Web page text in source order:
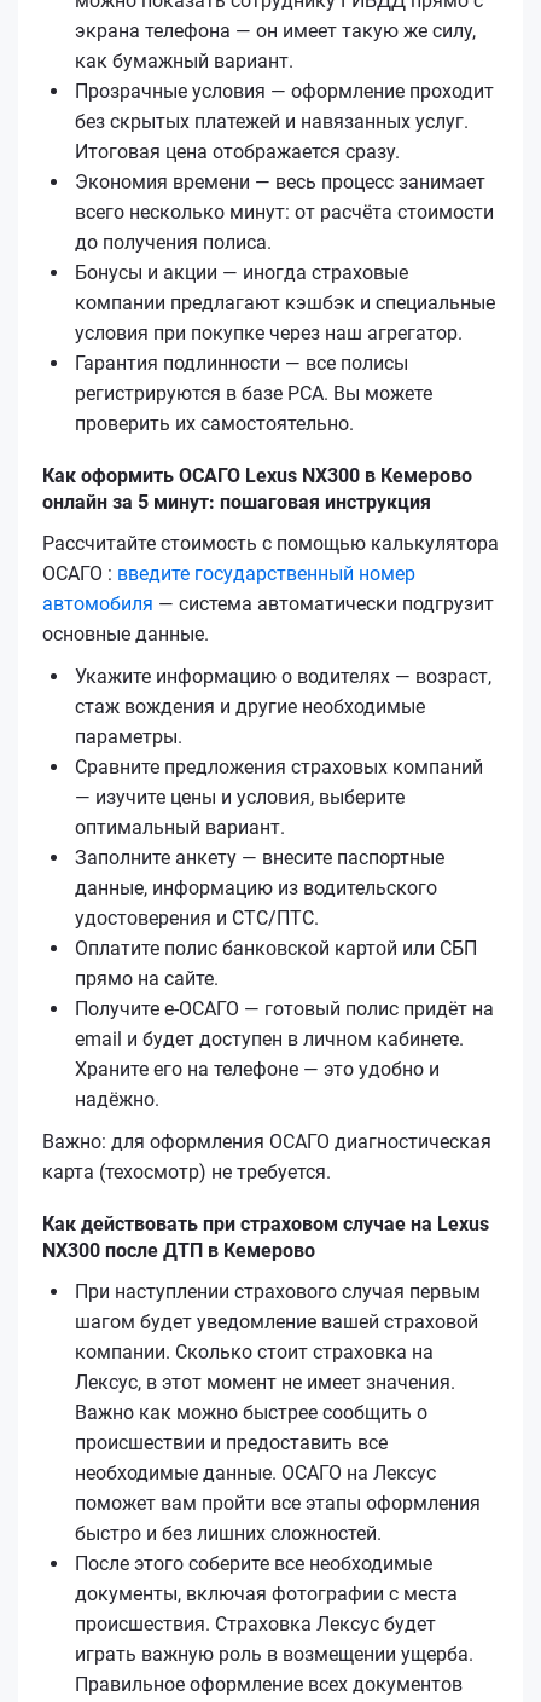
экрана телефона — он имеет такую же силу,
как бумажный вариант.
Прозрачные условия — оформление проходит
без скрытых платежей и навязанных услуг.
Итоговая цена отображается сразу.
Экономия времени — весь процесс занимает
всего несколько минут: от расчёта стоимости
до получения полиса.
Бонусы и акции — иногда страховые
компании предлагают кэшбэк и специальные
условия при покупке через наш агрегатор.
Гарантия подлинности — все полисы
регистрируются в базе РСА. Вы можете
проверить их самостоятельно.
Как оформить ОСАГО Lexus NX300 в Кемерово
онлайн за 5 минут: пошаговая инструкция
Рассчитайте стоимость с помощью калькулятора
ОСАГО : введите государственный номер
автомобиля — система автоматически подгрузит
основные данные.
Укажите информацию о водителях — возраст,
стаж вождения и другие необходимые
параметры.
Сравните предложения страховых компаний
— изучите цены и условия, выберите
оптимальный вариант.
Заполните анкету — внесите паспортные
данные, информацию из водительского
удостоверения и СТС/ПТС.
Оплатите полис банковской картой или СБП
прямо на сайте.
Получите е‑ОСАГО — готовый полис придёт на
email и будет доступен в личном кабинете.
Храните его на телефоне — это удобно и
надёжно.
Важно: для оформления ОСАГО диагностическая
карта (техосмотр) не требуется.
Как действовать при страховом случае на Lexus
NX300 после ДТП в Кемерово
При наступлении страхового случая первым
шагом будет уведомление вашей страховой
компании. Сколько стоит страховка на
Лексус, в этот момент не имеет значения.
Важно как можно быстрее сообщить о
происшествии и предоставить все
необходимые данные. ОСАГО на Лексус
поможет вам пройти все этапы оформления
быстро и без лишних сложностей.
После этого соберите все необходимые
документы, включая фотографии с места
происшествия. Страховка Лексус будет
играть важную роль в возмещении ущерба.
Правильное оформление всех документов